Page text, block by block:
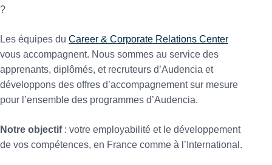
?
Les équipes du Career & Corporate Relations Center
vous accompagnent. Nous sommes au service des
apprenants, diplômés, et recruteurs d’Audencia et
développons des offres d’accompagnement sur mesure
pour l’ensemble des programmes d’Audencia.
Notre objectif : votre employabilité et le développement
de vos compétences, en France comme à l’International.